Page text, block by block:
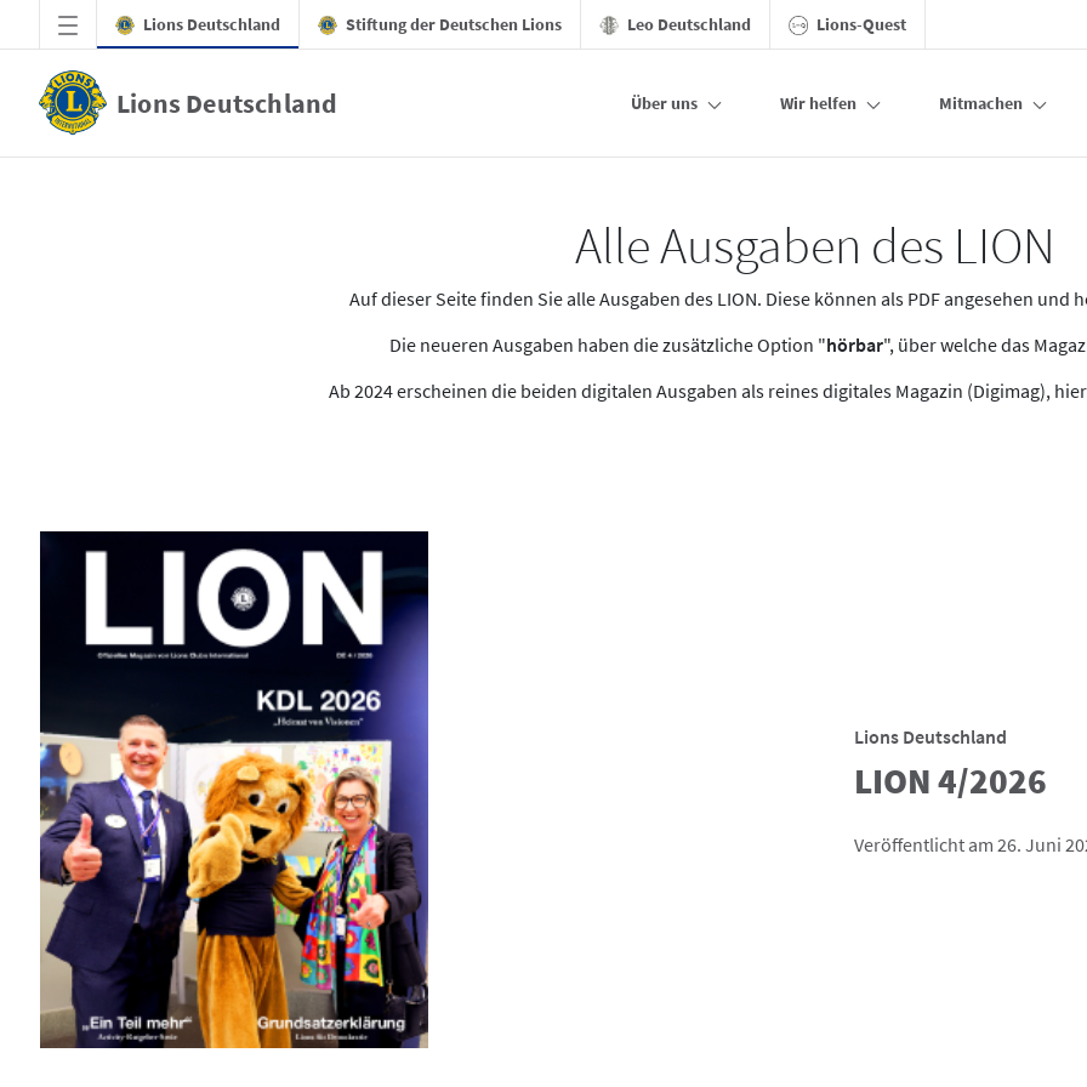
Zum Hauptinhalt springen
Lions Deutschland Stiftung der Deutschen Lions Leo Deutschland Lions-Quest
Lions Deutschland Über uns Wir helfen Mitmachen
Alle Ausgaben des LION
Auf dieser Seite finden Sie alle Ausgaben des LION. Diese können als PDF angesehen und
Die neueren Ausgaben haben die zusätzliche Option "hörbar", über welche das
Ab 2024 erscheinen die beiden digitalen Ausgaben als reines digitales Magazin (Digimag),
Lions Deutschland
LION 4/2026
Veröffentlicht am 26. Juni